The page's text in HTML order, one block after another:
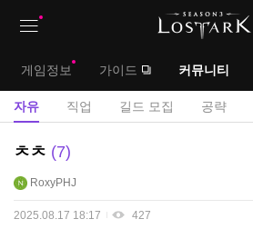
대
메
게임정보 가이드 커뮤니티
서
자유 직업 길드 모집 공략
자
게
ㅊㅊ 7
RoxyPHJ
2025.08.17 18:17 427